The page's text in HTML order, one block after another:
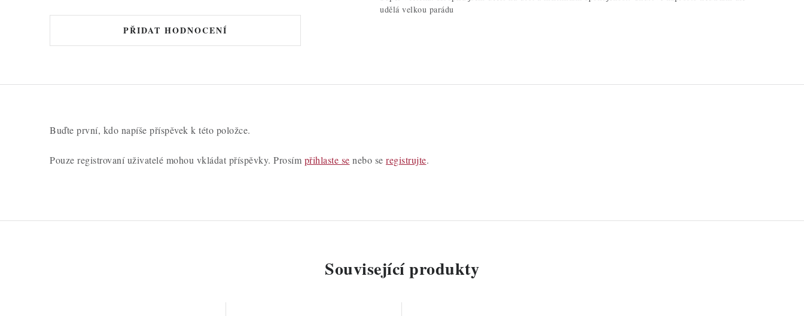
PŘIDAT HODNOCENÍ
o
n
c
n
udělá velkou parádu
Buďte první, kdo napíše příspěvek k této položce.
Pouze registrovaní uživatelé mohou vkládat příspěvky. Prosím přihlaste se nebo se registrujte.
Související produkty